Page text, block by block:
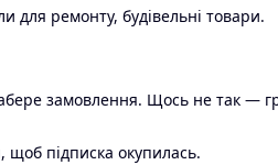
для ремонту, будівельні товари.
замовлення. Щось не так —
щоб підписка окупилась.